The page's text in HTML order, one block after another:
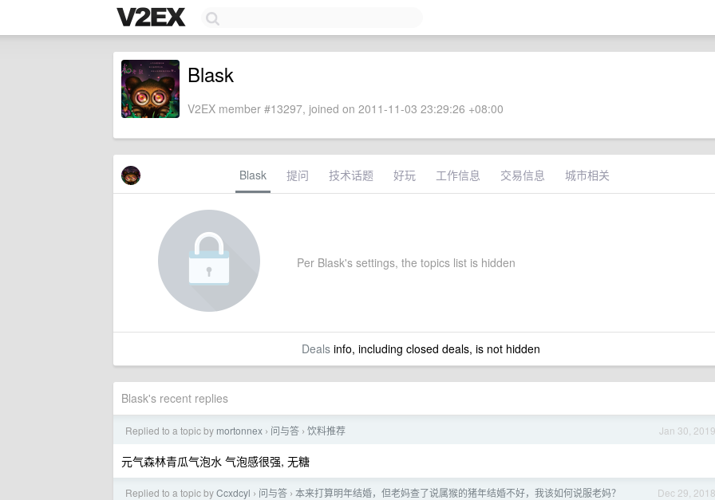
Blask
V2EX member #13297, joined on 2011-11-03 23:29:26 +08:00
Blask 提问 技术话题 好玩 工作信息 交易信息 城市相关
Per Blask's settings, the topics list is hidden
Dealsinfo, including closed deals, is not hidden
Blask's recent replies
Jan 30, 2019
Replied to a topic by mortonnex › 问与答 › 饮料推荐
元气森林青瓜气泡水 气泡感很强, 无糖
Dec 29, 2018
Replied to a topic byCcxdcyl › 问与答 › 本来打算明年结婚，但老妈查了说属猴的猪年结婚不好，我该如何说服老妈？